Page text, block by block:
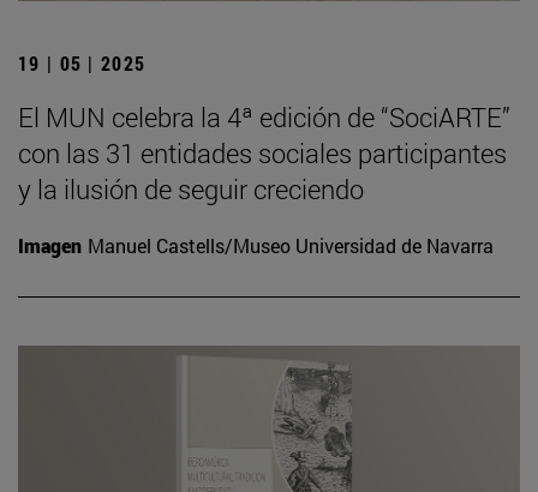
19 | 05 | 2025
El MUN celebra la 4ª edición de “SociARTE”
con las 31 entidades sociales participantes
y la ilusión de seguir creciendo
Imagen Manuel Castells/Museo Universidad de Navarra